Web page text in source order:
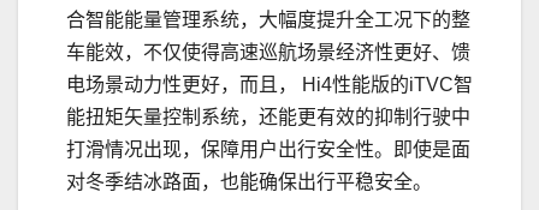
合智能能量管理系统，大幅度提升全工况下的整
车能效，不仅使得高速巡航场景经济性更好、馈
电场景动力性更好，而且， Hi4性能版的iTVC智
能扭矩矢量控制系统，还能更有效的抑制行驶中
打滑情况出现，保障用户出行安全性。即使是面
对冬季结冰路面，也能确保出行平稳安全。